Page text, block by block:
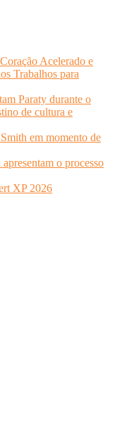
Acelerado e
Trabalhos para
Paraty durante o
de cultura e
em momento de
o processo
XP 2026